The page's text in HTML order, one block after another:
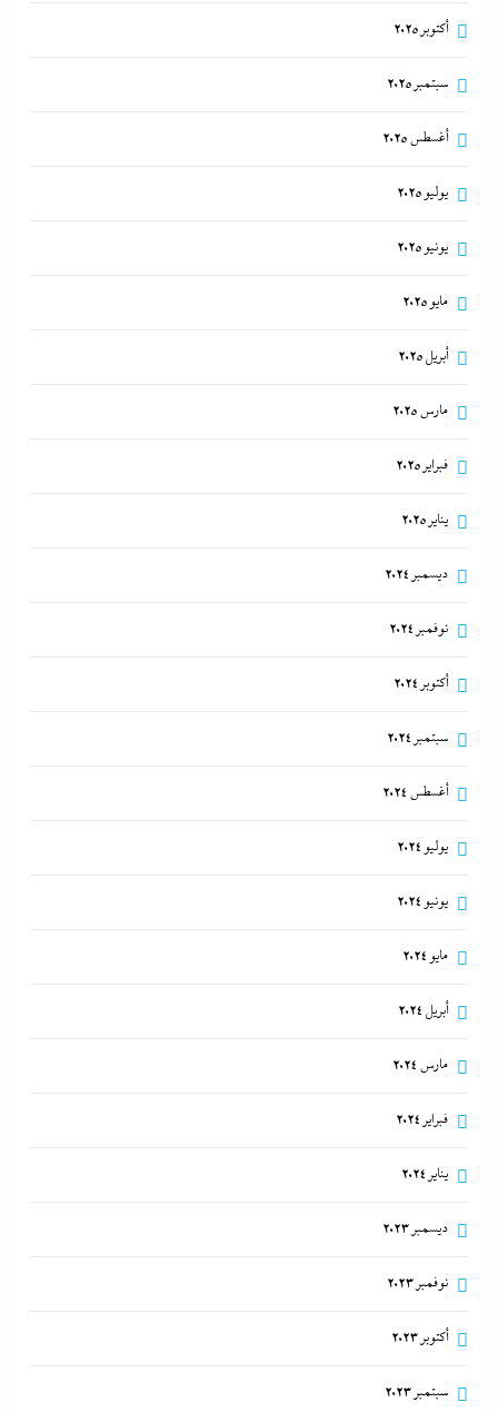
أكتوبر 2025
سبتمبر 2025
أغسطس 2025
يوليو 2025
يونيو 2025
مايو 2025
أبريل 2025
مارس 2025
فبراير 2025
يناير 2025
ديسمبر 2024
نوفمبر 2024
أكتوبر 2024
سبتمبر 2024
أغسطس 2024
يوليو 2024
يونيو 2024
مايو 2024
أبريل 2024
مارس 2024
فبراير 2024
يناير 2024
ديسمبر 2023
نوفمبر 2023
أكتوبر 2023
سبتمبر 2023